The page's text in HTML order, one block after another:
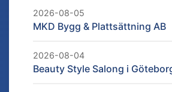
2026-08-05
MKD Bygg & Plattsättning AB
2026-08-04
Beauty Style Salong i